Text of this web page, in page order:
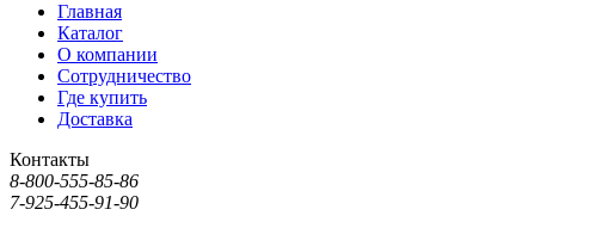
Главная
Каталог
О компании
Сотрудничество
Где купить
Доставка
Контакты
8-800-555-85-86
7-925-455-91-90